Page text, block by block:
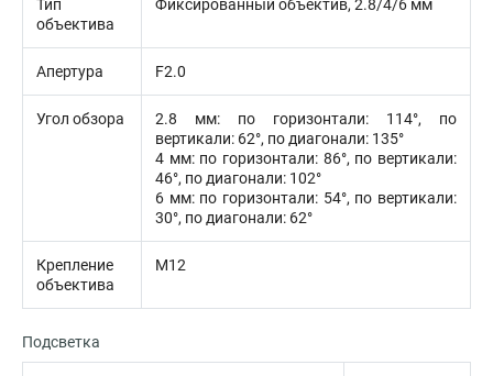
Тип
объектива
Фиксированный объектив, 2.8/4/6 мм
Апертура F2.0
Угол обзора
2.8 мм: по горизонтали: 114°, по
вертикали: 62°, по диагонали: 135°
4 мм: по горизонтали: 86°, по вертикали:
46°, по диагонали: 102°
6 мм: по горизонтали: 54°, по вертикали:
30°, по диагонали: 62°
Крепление
объектива
M12
Подсветка